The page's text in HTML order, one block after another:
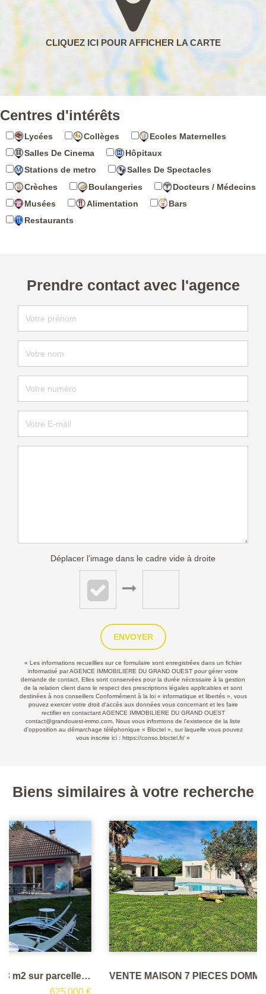
Centres d'intérêts
Lycées Collèges
Ecoles Maternelles
Salles De Cinema
Hôpitaux
Stations de metro
Salles De Spectacles
Crèches
Boulangeries
Docteurs / Médecins
Musées
Alimentation
Bars
Restaurants
Prendre contact avec l'agence
Déplacer l'image dans le cadre vide à droite
ENVOYER
« Les informations recueillies sur ce formulaire sont enregistrées dans un fichier
informatisé par AGENCE IMMOBILIERE DU GRAND OUEST pour gérer votre
demande de contact. Elles sont conservées pour la durée nécessaire à la gestion
de la relation client dans le respect des prescriptions légales applicables et sont
destinées à nos conseillers Conformément à la loi « informatique et libertés », vous
pouvez exercer votre droit d'accès aux données vous concernant et les faire
rectifier en contactant AGENCE IMMOBILIERE DU GRAND OUEST
contact@grandouest-immo.com. Nous vous informons de l’existence de la liste
d'opposition au démarchage téléphonique « Bloctel », sur laquelle vous pouvez
vous inscrire ici : https://conso.bloctel.fr/ »
Biens similaires à votre recherche
VENTE MAISON 7 PIECES DOMMARTIN